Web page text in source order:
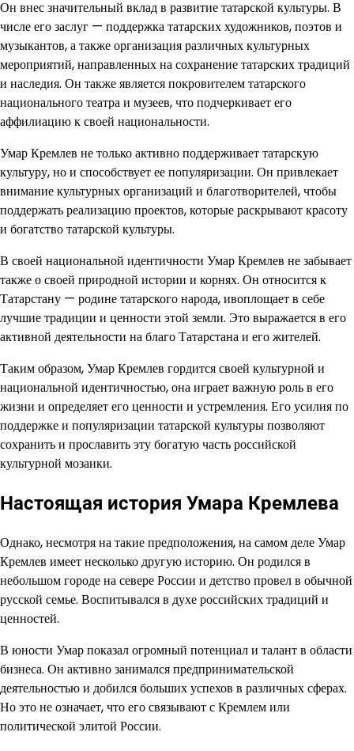
Он внес значительный вклад в развитие татарской культуры. В
числе его заслуг — поддержка татарских художников, поэтов и
музыкантов, а также организация различных культурных
мероприятий, направленных на сохранение татарских традиций
и наследия. Он также является покровителем татарского
национального театра и музеев, что подчеркивает его
аффилиацию к своей национальности.
Умар Кремлев не только активно поддерживает татарскую
культуру, но и способствует ее популяризации. Он привлекает
внимание культурных организаций и благотворителей, чтобы
поддержать реализацию проектов, которые раскрывают красоту
и богатство татарской культуры.
В своей национальной идентичности Умар Кремлев не забывает
также о своей природной истории и корнях. Он относится к
Татарстану — родине татарского народа, ивоплощает в себе
лучшие традиции и ценности этой земли. Это выражается в его
активной деятельности на благо Татарстана и его жителей.
Таким образом, Умар Кремлев гордится своей культурной и
национальной идентичностью, она играет важную роль в его
жизни и определяет его ценности и устремления. Его усилия по
поддержке и популяризации татарской культуры позволяют
сохранить и прославить эту богатую часть российской
культурной мозаики.
Настоящая история Умара Кремлева
Однако, несмотря на такие предположения, на самом деле Умар
Кремлев имеет несколько другую историю. Он родился в
небольшом городе на севере России и детство провел в обычной
русской семье. Воспитывался в духе российских традиций и
ценностей.
В юности Умар показал огромный потенциал и талант в области
бизнеса. Он активно занимался предпринимательской
деятельностью и добился больших успехов в различных сферах.
Но это не означает, что его связывают с Кремлем или
политической элитой России.